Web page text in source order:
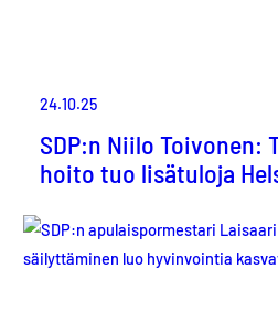
24.10.25
SDP:n Niilo Toivonen:
hoito tuo lisätuloja